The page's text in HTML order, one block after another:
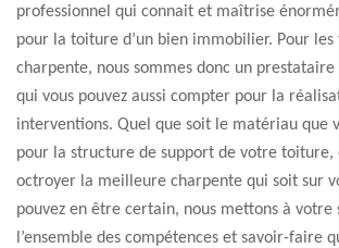
professionnel qui connait et maîtrise
pour la toiture d’un bien immobilier. Pour les
charpente, nous sommes donc un
qui vous pouvez aussi compter pour la
interventions. Quel que soit le matériau que
pour la structure de support de votre toiture,
octroyer la meilleure charpente qui soit sur
pouvez en être certain, nous mettons à votre
l’ensemble des compétences et savoir-faire